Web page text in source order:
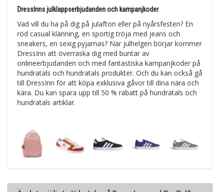
DressInns julklappserbjudanden och kampanjkoder
Vad vill du ha på dig på julafton eller på nyårsfesten? En
röd casual klänning, en sportig tröja med jeans och
sneakers, en sexig pyjamas? När julhelgen börjar kommer
DressInn att överraska dig med buntar av
onlineerbjudanden och med fantastiska kampanjkoder på
hundratals och hundratals produkter. Och du kan också gå
till DressInn för att köpa exklusiva gåvor till dina nära och
kära. Du kan spara upp till 50 % rabatt på hundratals och
hundratals artiklar.